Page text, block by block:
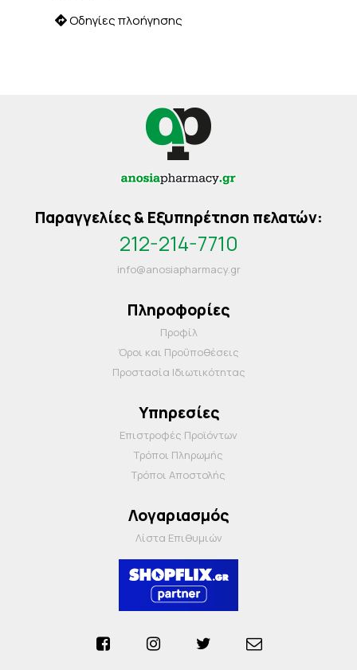
Οδηγίες πλοήγησης
Παραγγελίες & Εξυπηρέτηση πελατών:
212-214-7710
info@anosiapharmacy.gr
Πληροφορίες
Προφίλ
Όροι και Προΰποθέσεις
Προστασία Ιδιωτικότητας
Υπηρεσίες
Επιστροφές Προϊόντων
Τρόποι Πληρωμής
Τρόποι Αποστολής
Λογαριασμός
Λίστα Επιθυμιών